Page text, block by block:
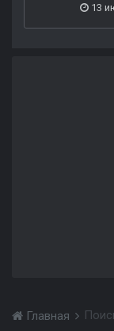
13
Главная